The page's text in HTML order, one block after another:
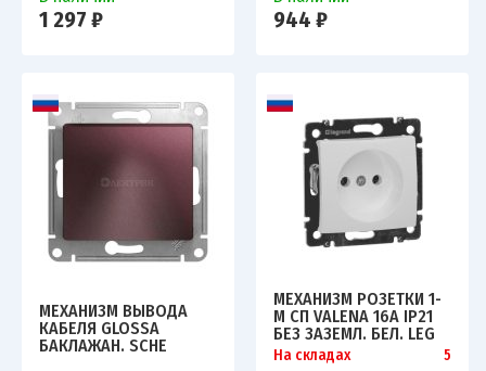
1 297 ₽ 944 ₽
МЕХАНИЗМ ВЫВОДА
КАБЕЛЯ GLOSSA
БАКЛАЖАН. SCHE
МЕХАНИЗМ РОЗЕТКИ 1-
М СП VALENA 16А IP21
БЕЗ ЗАЗЕМЛ. БЕЛ. LEG
774416
На складах 5